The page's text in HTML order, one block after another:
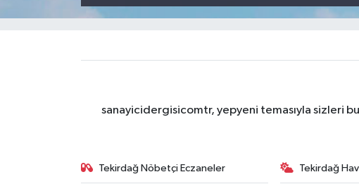
sanayicidergisicomtr, yepyeni temasıyla sizleri
Tekirdağ Nöbetçi Eczaneler Tekirdağ